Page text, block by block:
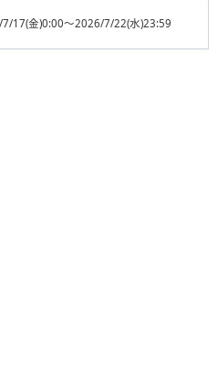
17(金)0:00〜2026/7/22(水)23:59